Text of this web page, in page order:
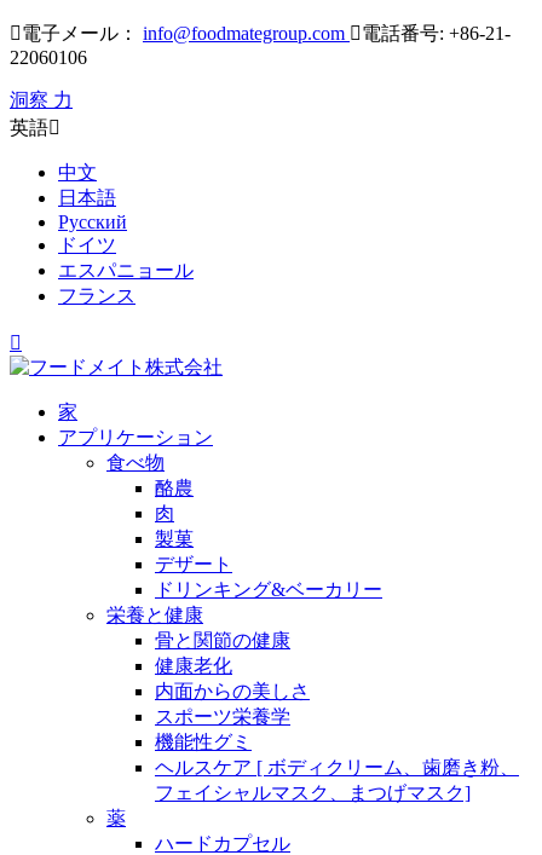
電子メール： info@foodmategroup.com 電話番号: +86-21-
22060106
洞察 力
英語
中文
日本語
Русский
ドイツ
エスパニョール
フランス

家
アプリケーション
食べ物
酪農
肉
製菓
デザート
ドリンキング&ベーカリー
栄養と健康
骨と関節の健康
健康老化
内面からの美しさ
スポーツ栄養学
機能性グミ
ヘルスケア [ ボディクリーム、歯磨き粉、
フェイシャルマスク、まつげマスク]
薬
ハードカプセル